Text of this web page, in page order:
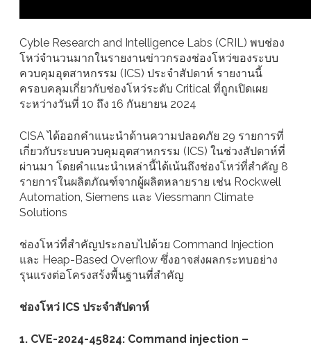
Cyble Research and Intelligence Labs (CRIL) พบช่อง
โหว่จำนวนมากในรายงานข่าวกรองช่องโหว่ของระบบ
ควบคุมอุตสาหกรรม (ICS) ประจำสัปดาห์ รายงานนี้
ครอบคลุมเกี่ยวกับช่องโหว่ระดับ Critical ที่ถูกเปิดเผย
ระหว่างวันที่ 10 ถึง 16 กันยายน 2024
CISA ได้ออกคำแนะนำด้านความปลอดภัย 29 รายการที่
เกี่ยวกับระบบควบคุมอุตสาหกรรม (ICS) ในช่วงสัปดาห์ที่
ผ่านมา โดยคำแนะนำเหล่านี้ได้เน้นถึงช่องโหว่ที่สำคัญ 8
รายการในผลิตภัณฑ์จากผู้ผลิตหลายราย เช่น Rockwell
Automation, Siemens และ Viessmann Climate
Solutions
ช่องโหว่ที่สำคัญประกอบไปด้วย Command Injection
และ Heap-Based Overflow ซึ่งอาจส่งผลกระทบอย่าง
รุนแรงต่อโครงสร้งพื้นฐานที่สำคัญ
ช่องโหว่ ICS ประจำสัปดาห์
1. CVE-2024-45824: Command injection –